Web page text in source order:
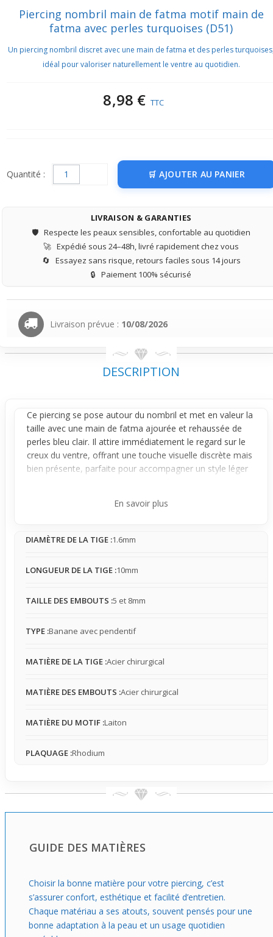
Piercing nombril main de fatma motif main de
fatma avec perles turquoises (D51)
Un piercing nombril discret avec une main de fatma et des perles
idéal pour valoriser naturellement le ventre au quotidien.
8,98 € TTC
Quantité : AJOUTER AU PANIER
LIVRAISON & GARANTIES
🛡️ Respecte les peaux sensibles, confortable au quotidien
🚀 Expédié sous 24–48h, livré rapidement chez vous
🔄 Essayez sans risque, retours faciles sous 14 jours
🔒 Paiement 100% sécurisé
Livraison prévue : 10/08/2026
DESCRIPTION
Ce piercing se pose autour du nombril et met en valeur la
taille avec une main de fatma ajourée et rehaussée de
perles bleu clair. Il attire immédiatement le regard sur le
creux du ventre, offrant une touche visuelle discrète mais
bien présente, parfaite pour accompagner un style léger
en acier chirurgical, il reste stable
contact avec les vêtements, il peut parfois accrocher
modérée et le bijou s’oublie facilement au quotidien.
aux tenues courtes et aux moments à la plage, où le
tenue simple en apportant une élégante note bohème,
valorisant discrètement la silhouette et renforçant
décontracté.
En savoir plus
DIAMÈTRE DE LA TIGE :1.6mm
LONGUEUR DE LA TIGE :10mm
TAILLE DES EMBOUTS :5 et 8mm
TYPE :Banane avec pendentif
MATIÈRE DE LA TIGE :Acier chirurgical
MATIÈRE DES EMBOUTS :Acier chirurgical
MATIÈRE DU MOTIF :Laiton
PLAQUAGE :Rhodium
GUIDE DES MATIÈRES
Choisir la bonne matière pour votre piercing, c’est
s’assurer confort, esthétique et facilité d’entretien.
Chaque matériau a ses atouts, souvent pensés pour une
bonne adaptation à la peau et un usage quotidien